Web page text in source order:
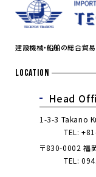
建設機械・船舶の総合貿易
LOCATION
Head
1-3-3 Takano
TEL:
〒830-0002 福
TEL: